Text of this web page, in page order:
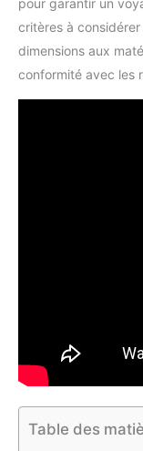
critères à
dimensions aux
conformité avec les
Table des